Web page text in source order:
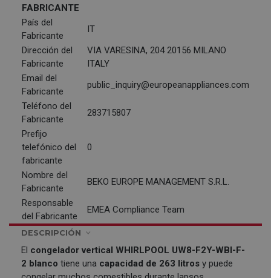
FABRICANTE
País del
Fabricante
IT
Dirección del
Fabricante
VIA VARESINA, 204 20156 MILANO
ITALY
Email del
Fabricante
public_inquiry@europeanappliances.com
Teléfono del
Fabricante
283715807
Prefijo
telefónico del
fabricante
0
Nombre del
Fabricante
BEKO EUROPE MANAGEMENT S.R.L.
Responsable
del Fabricante
EMEA Compliance Team
DESCRIPCIÓN
El congelador vertical WHIRLPOOL UW8-F2Y-WBI-F-
2 blanco tiene una capacidad de 263 litros y puede